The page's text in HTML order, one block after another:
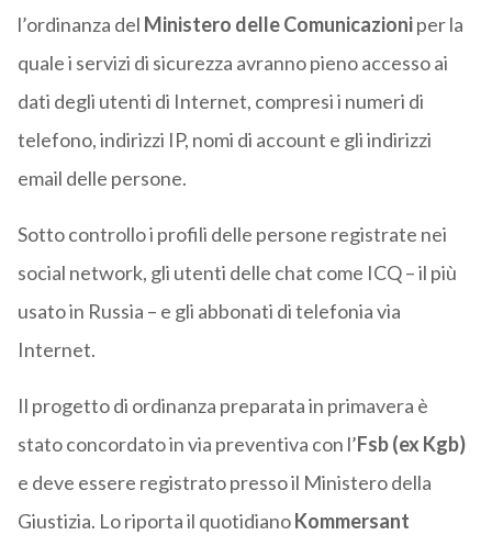
l’ordinanza del Ministero delle Comunicazioniper la
quale i servizi di sicurezza avranno pieno accesso ai
dati degli utenti di Internet, compresi i numeri di
telefono, indirizzi IP, nomi di account e gli indirizzi
email delle persone.
Sotto controllo i profili delle persone registrate nei
social network, gli utenti delle chat come ICQ – il più
usato in Russia – e gli abbonati di telefonia via
Internet.
Il progetto di ordinanza preparata in primavera è
stato concordato in via preventiva con l’Fsb (ex Kgb)
e deve essere registrato presso il Ministero della
Giustizia. Lo riporta il quotidianoKommersant